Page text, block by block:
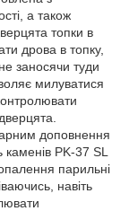
а також
топки в
дрова в топку,
заносячи туди
милуватися
доповнення
каменів PK-37 SL
парильні
навіть